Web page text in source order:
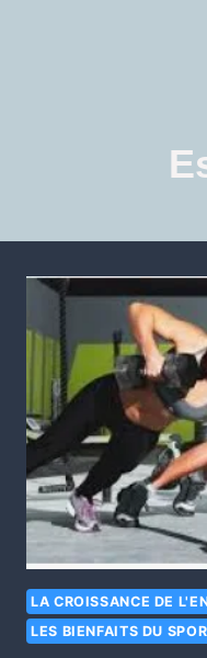
LA CROISSANCE DE
LES BIENFAITS DU